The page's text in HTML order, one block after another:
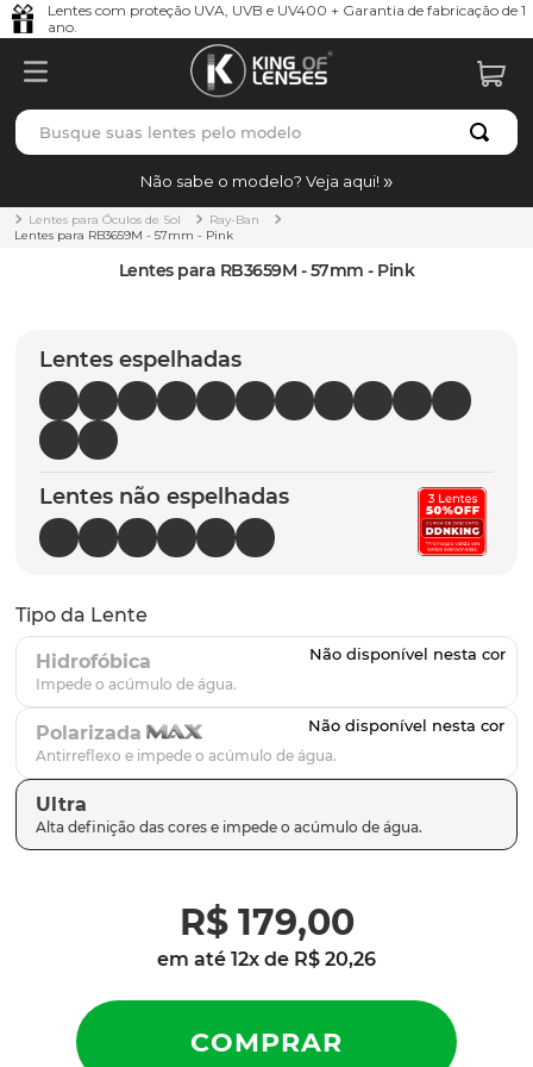
Lentes com proteção UVA, UVB e UV400 + Garantia de fabricação de 1
ano.
Busque suas lentes pelo modelo
Não sabe o modelo? Veja aqui!
Lentes para Óculos de Sol
Ray-Ban
Lentes para RB3659M - 57mm - Pink
Lentes para RB3659M - 57mm - Pink
Lentes espelhadas
Lentes não espelhadas
Tipo da Lente
Hidrofóbica
Polarizada
Ultra
R$ 179,00
em até 12x de R$ 20,26
TERMOS MAIS BUSCADOS
1º borrachas
holbrook
5º chaves
6º t-shock
7º gasket
8º parafusos
9º latch